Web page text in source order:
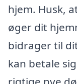
hjem. Husk,
øger dit
bidrager til
kan betale